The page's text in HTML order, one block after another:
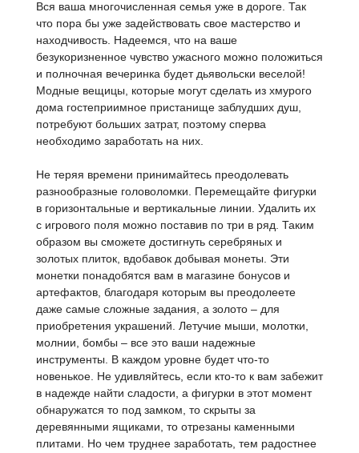
Вся ваша многочисленная семья уже в дороге. Так
что пора бы уже задействовать свое мастерство и
находчивость. Надеемся, что на ваше
безукоризненное чувство ужасного можно положиться
и полночная вечеринка будет дьявольски веселой!
Модные вещицы, которые могут сделать из хмурого
дома гостеприимное пристанище заблудших душ,
потребуют больших затрат, поэтому сперва
необходимо заработать на них.
Не теряя времени принимайтесь преодолевать
разнообразные головоломки. Перемещайте фигурки
в горизонтальные и вертикальные линии. Удалить их
с игрового поля можно поставив по три в ряд. Таким
образом вы сможете достигнуть серебряных и
золотых плиток, вдобавок добывая монеты. Эти
монетки понадобятся вам в магазине бонусов и
артефактов, благодаря которым вы преодолеете
даже самые сложные задания, а золото – для
приобретения украшений. Летучие мыши, молотки,
молнии, бомбы – все это ваши надежные
инструменты. В каждом уровне будет что-то
новенькое. Не удивляйтесь, если кто-то к вам забежит
в надежде найти сладости, а фигурки в этот момент
обнаружатся то под замком, то скрыты за
деревянными ящиками, то отрезаны каменными
плитами. Но чем труднее заработать, тем радостнее